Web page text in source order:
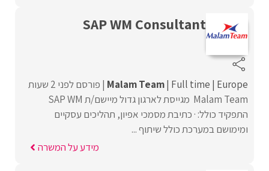
SAP WM Consultant
Malam Team Full time Europe
פורסם לפני 2 שעות
Malam Team מגייסת לארגון גדול מיישם/ת SAP WM
התפקיד כולל: · כתיבת מסמכי אפיון, תהליכים עסקיים
ומימושם במערכת כולל שיתוף ...
מידע על המשרה